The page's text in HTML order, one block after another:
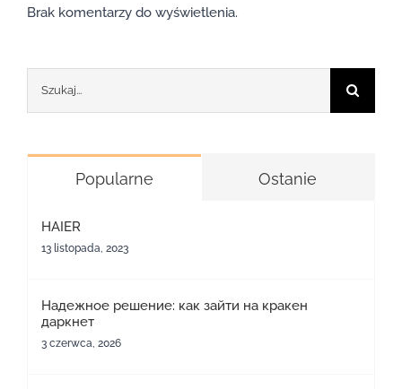
Brak komentarzy do wyświetlenia.
Szukaj
Popularne Ostanie
HAIER
13 listopada, 2023
Надежное решение: как зайти на кракен
даркнет
3 czerwca, 2026